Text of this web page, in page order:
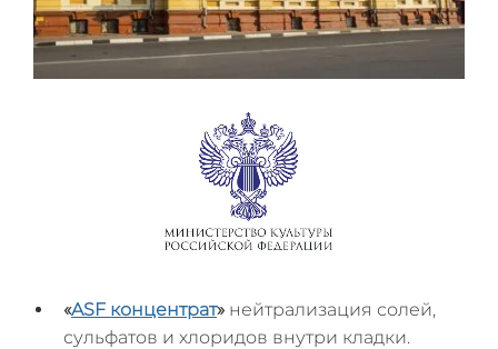
«ASF концентрат» нейтрализация солей,
сульфатов и хлоридов внутри кладки.